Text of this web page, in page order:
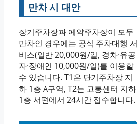
만차 시 대안
장기주차장과 예약주차장이 모두
만차인 경우에는 공식 주차대행 서
비스(일반 20,000원/일, 경차·유공
자·장애인 10,000원/일)를 이용할
수 있습니다. T1은 단기주차장 지
하 1층 A구역, T2는 교통센터 지하
1층 서편에서 24시간 접수합니다.